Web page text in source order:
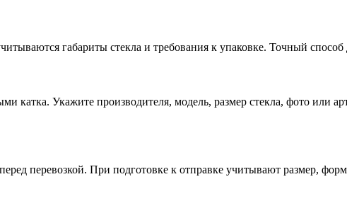
габариты стекла и требования к упаковке. Точный способ
катка. Укажите производителя, модель, размер стекла, фото или
перевозкой. При подготовке к отправке учитывают размер,